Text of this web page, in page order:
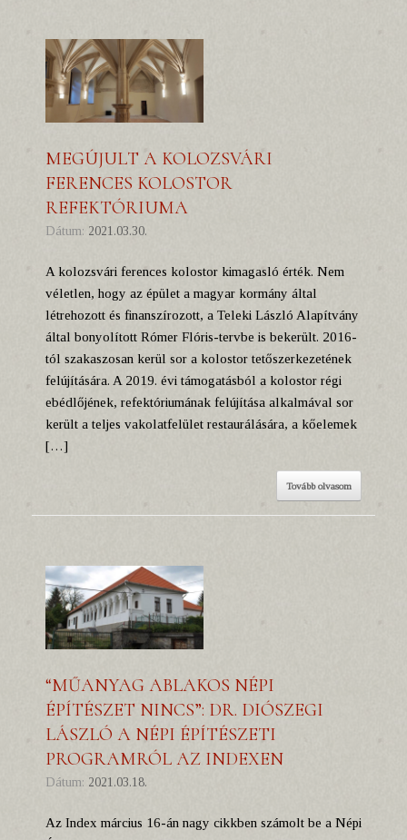
MEGÚJULT A KOLOZSVÁRI
FERENCES KOLOSTOR
REFEKTÓRIUMA
Dátum: 2021.03.30.
A kolozsvári ferences kolostor kimagasló érték. Nem
véletlen, hogy az épület a magyar kormány által
létrehozott és finanszírozott, a Teleki László Alapítvány
által bonyolított Rómer Flóris-tervbe is bekerült. 2016-
tól szakaszosan kerül sor a kolostor tetőszerkezetének
felújítására. A 2019. évi támogatásból a kolostor régi
ebédlőjének, refektóriumának felújítása alkalmával sor
került a teljes vakolatfelület restaurálására, a kőelemek
[…]
Tovább olvasom
“MŰANYAG ABLAKOS NÉPI
ÉPÍTÉSZET NINCS”: DR. DIÓSZEGI
LÁSZLÓ A NÉPI ÉPÍTÉSZETI
PROGRAMRÓL AZ INDEXEN
Dátum: 2021.03.18.
Az Index március 16-án nagy cikkben számolt be a Népi